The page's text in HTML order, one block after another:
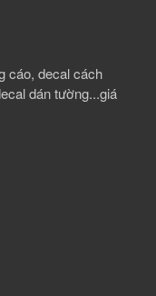
cáo, decal cách
dán tường...giá